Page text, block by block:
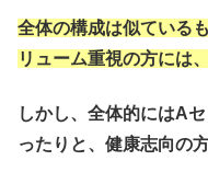
全体の構成は似ている
リューム重視の方には
しかし、全体的にはA
ったりと、健康志向の